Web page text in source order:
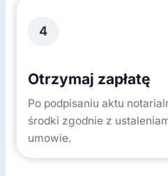
4
Otrzymaj zapłatę
Po podpisaniu aktu
środki zgodnie z
umowie.